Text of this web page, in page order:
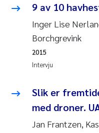
2010
2009
2008
2007
2006
Rolf David Vogt
Marta Moyano
Sandra
Anette Engesmo
9 av 10
Inger Lise
Borchgrevink
Intervju
2015
Slik er
med droner.
Jan Frantzen,